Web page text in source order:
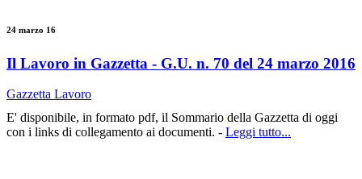
24 marzo 16
Il Lavoro in Gazzetta - G.U. n. 70 del 24 marzo 2016
Gazzetta Lavoro
E' disponibile, in formato pdf, il Sommario della Gazzetta di oggi
con i links di collegamento ai documenti. - Leggi tutto...